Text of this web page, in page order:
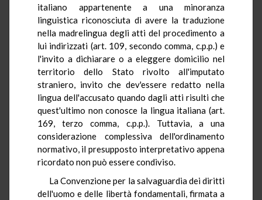
italiano appartenente a una minoranza
linguistica riconosciuta di avere la traduzione
nella madrelingua degli atti del procedimento a
lui indirizzati (art. 109, secondo comma, c.p.p.) e
l'invito a dichiarare o a eleggere domicilio nel
territorio dello Stato rivolto all'imputato
straniero, invito che dev'essere redatto nella
lingua dell'accusato quando dagli atti risulti che
quest'ultimo non conosce la lingua italiana (art.
169, terzo comma, c.p.p.). Tuttavia, a una
considerazione complessiva dell'ordinamento
normativo, il presupposto interpretativo appena
ricordato non può essere condiviso.
La Convenzione per la salvaguardia dei diritti
dell'uomo e delle libertà fondamentali, firmata a